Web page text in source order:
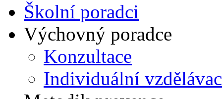
Školní poradci
Výchovný poradce
Konzultace
Individuální